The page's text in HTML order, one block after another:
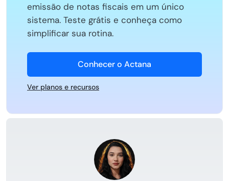
emissão de notas fiscais em um único
sistema. Teste grátis e conheça como
simplificar sua rotina.
Conhecer o Actana
Ver planos e recursos